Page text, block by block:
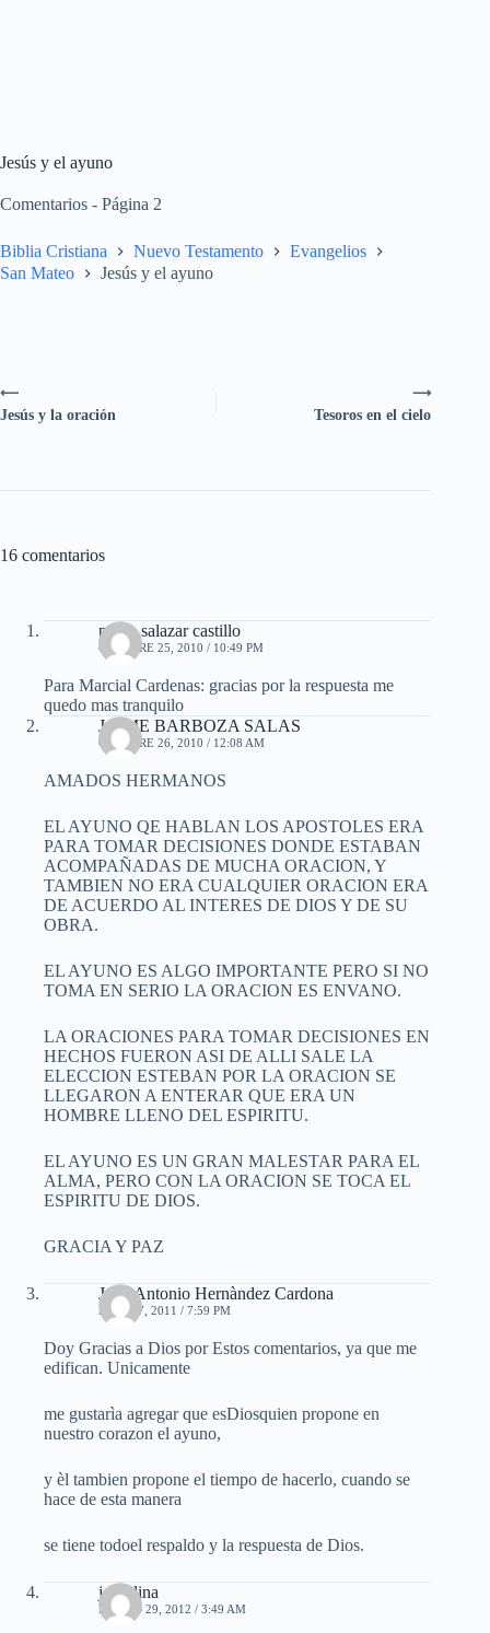
Jesús y el ayuno
Comentarios - Página 2
Biblia Cristiana Nuevo Testamento
Evangelios
San Mateo
Jesús y el ayuno
⟶
Tesoros en el cielo
⟵
Jesús y la oración
16 comentarios
pablo salazar castillo
OCTUBRE 25, 2010 / 10:49 PM
Para Marcial Cardenas: gracias por la respuesta me
quedo mas tranquilo
JAIME BARBOZA SALAS
OCTUBRE 26, 2010 / 12:08 AM
AMADOS HERMANOS
EL AYUNO QE HABLAN LOS APOSTOLES ERA
PARA TOMAR DECISIONES DONDE ESTABAN
ACOMPAÑADAS DE MUCHA ORACION, Y
TAMBIEN NO ERA CUALQUIER ORACION ERA
DE ACUERDO AL INTERES DE DIOS Y DE SU
OBRA.
EL AYUNO ES ALGO IMPORTANTE PERO SI NO
TOMA EN SERIO LA ORACION ES ENVANO.
LA ORACIONES PARA TOMAR DECISIONES EN
HECHOS FUERON ASI DE ALLI SALE LA
ELECCION ESTEBAN POR LA ORACION SE
LLEGARON A ENTERAR QUE ERA UN
HOMBRE LLENO DEL ESPIRITU.
EL AYUNO ES UN GRAN MALESTAR PARA EL
ALMA, PERO CON LA ORACION SE TOCA EL
ESPIRITU DE DIOS.
GRACIA Y PAZ
Juan Antonio Hernàndez Cardona
ABRIL 7, 2011 / 7:59 PM
Doy Gracias a Dios por Estos comentarios, ya que me
edifican. Unicamente
me gustarìa agregar que esDiosquien propone en
nuestro corazon el ayuno,
y èl tambien propone el tiempo de hacerlo, cuando se
hace de esta manera
se tiene todoel respaldo y la respuesta de Dios.
jorgelina
MARZO 29, 2012 / 3:49 AM